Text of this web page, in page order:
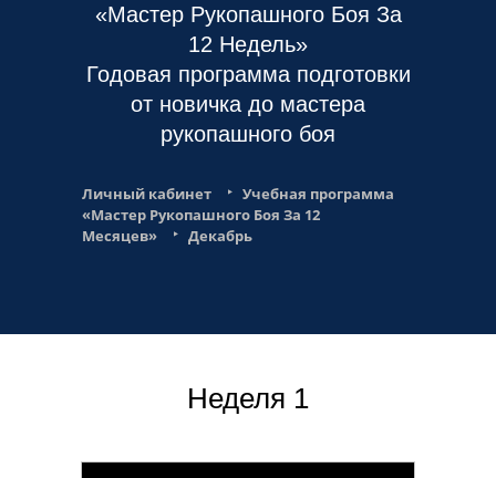
«Мастер Рукопашного Боя За
12 Недель»
Годовая программа подготовки
от новичка до мастера
рукопашного боя
Личный кабинет
Учебная программа
«Мастер Рукопашного Боя За 12
Месяцев»
Декабрь
Неделя 1